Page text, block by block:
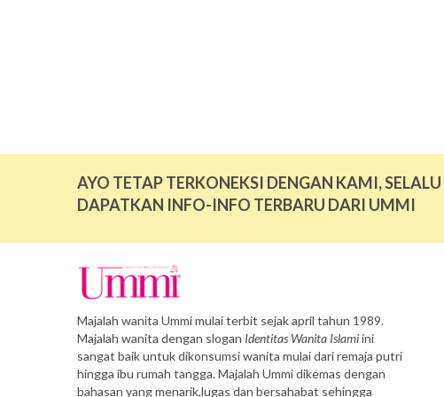
AYO TETAP TERKONEKSI DENGAN KAMI, SELALU
DAPATKAN INFO-INFO TERBARU DARI UMMI
Majalah wanita Ummi mulai terbit sejak april tahun 1989.
Majalah wanita dengan slogan Identitas Wanita Islamiini
sangat baik untuk dikonsumsi wanita mulai dari remaja putri
hingga ibu rumah tangga. Majalah Ummi dikemas dengan
bahasan yang menarik,lugas dan bersahabat sehingga